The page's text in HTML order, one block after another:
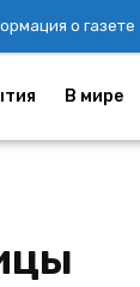
о газете
В мире